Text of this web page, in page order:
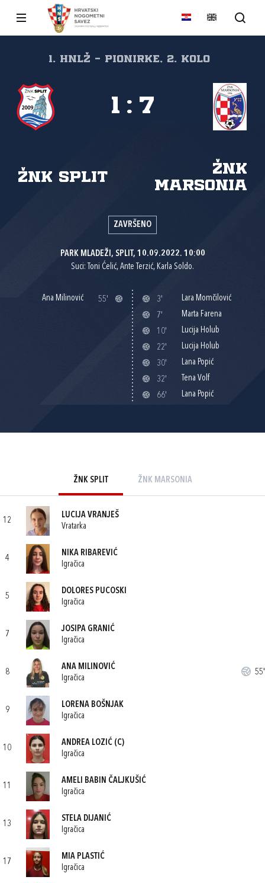
1. HNLŽ - Pionirke, 2. kolo
ŽNK Split
ŽNK
Marsonia
1 : 7
ZAVRŠENO
PARK MLADEŽI, SPLIT, 10.09.2022. 10:00
Suci: Toni Ćelić, Ante Terzić, Karla Soldo.
Ana Milinović 55' 3'
Lara Momčilović
7'
Marta Farena
10'
Lucija Holub
22'
Lucija Holub
30'
Lana Popić
32'
Tena Volf
66'
Lana Popić
ŽNK SPLIT ŽNK MARSONIA
12
LUCIJA VRANJEŠ
Vratarka
4
NIKA RIBAREVIĆ
Igračica
5
DOLORES PUCOSKI
Igračica
7
JOSIPA GRANIĆ
Igračica
8
ANA MILINOVIĆ
Igračica
55'
9
LORENA BOŠNJAK
Igračica
10
ANDREA LOZIĆ (C)
Igračica
11
AMELI BABIN ČALJKUŠIĆ
Igračica
13
STELA DIJANIĆ
Igračica
17
MIA PLASTIĆ
Igračica